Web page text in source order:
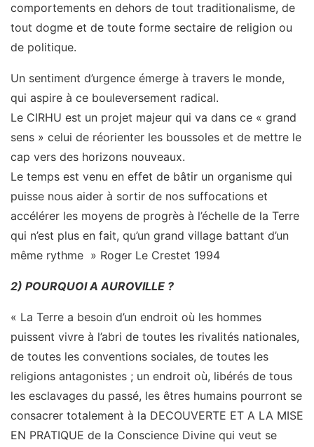
comportements en dehors de tout traditionalisme, de
tout dogme et de toute forme sectaire de religion ou
de politique.
Un sentiment d’urgence émerge à travers le monde,
qui aspire à ce bouleversement radical.
Le CIRHU est un projet majeur qui va dans ce « grand
sens » celui de réorienter les boussoles et de mettre le
cap vers des horizons nouveaux.
Le temps est venu en effet de bâtir un organisme qui
puisse nous aider à sortir de nos suffocations et
accélérer les moyens de progrès à l’échelle de la Terre
qui n’est plus en fait, qu’un grand village battant d’un
même rythme » Roger Le Crestet 1994
2) POURQUOI A AUROVILLE ?
« La Terre a besoin d’un endroit où les hommes
puissent vivre à l’abri de toutes les rivalités nationales,
de toutes les conventions sociales, de toutes les
religions antagonistes ; un endroit où, libérés de tous
les esclavages du passé, les êtres humains pourront se
consacrer totalement à la DECOUVERTE ET A LA MISE
EN PRATIQUE de la Conscience Divine qui veut se